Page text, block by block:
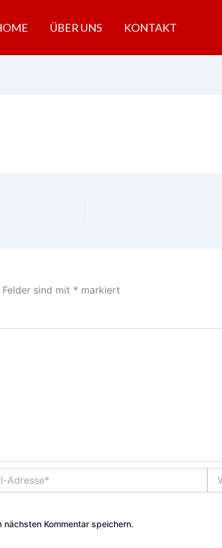
ÜBER UNS KONTAKT
sind mit * markiert
Kommentar speichern.